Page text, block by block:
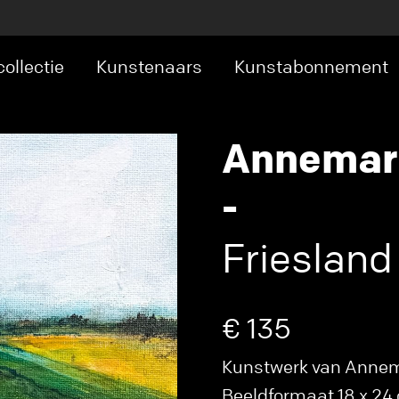
Kunstenaars Kunstabonnement
-
€ 135
Kunstwerk van